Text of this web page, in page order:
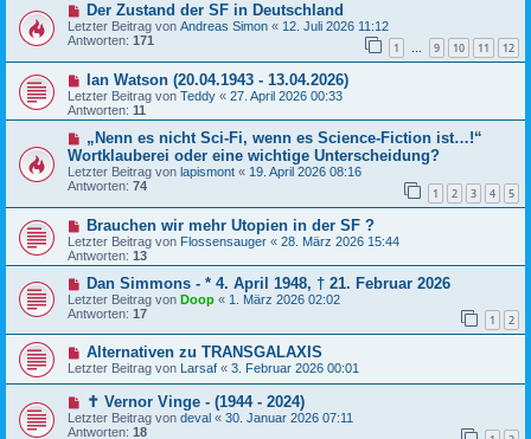
Der Zustand der SF in Deutschland
Letzter Beitrag von Andreas Simon « 12. Juli 2026 11:12
Antworten: 171 1 … 9 10 11 12
Ian Watson (20.04.1943 - 13.04.2026)
Letzter Beitrag von Teddy « 27. April 2026 00:33
Antworten: 11
„Nenn es nicht Sci-Fi, wenn es Science-Fiction ist…!“
Wortklauberei oder eine wichtige Unterscheidung?
Letzter Beitrag von lapismont « 19. April 2026 08:16
Antworten: 74 1 2 3 4 5
Brauchen wir mehr Utopien in der SF ?
Letzter Beitrag von Flossensauger « 28. März 2026 15:44
Antworten: 13
Dan Simmons - * 4. April 1948, † 21. Februar 2026
Letzter Beitrag von Doop « 1. März 2026 02:02
Antworten: 17 1 2
Alternativen zu TRANSGALAXIS
Letzter Beitrag von Larsaf « 3. Februar 2026 00:01
✝ Vernor Vinge - (1944 - 2024)
Letzter Beitrag von deval « 30. Januar 2026 07:11
Antworten: 18